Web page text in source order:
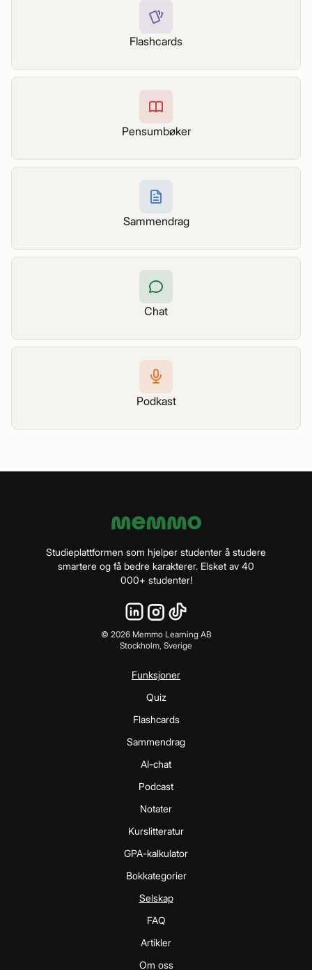
Flashcards
Pensumbøker
Sammendrag
Chat
Podkast
Studieplattformen som hjelper studenter å studere
smartere og få bedre karakterer. Elsket av 40
000+ studenter!
© 2026Memmo Learning AB
Stockholm, Sverige
Funksjoner
Quiz
Flashcards
Sammendrag
AI-chat
Podcast
Notater
Kurslitteratur
GPA-kalkulator
Bokkategorier
Selskap
FAQ
Artikler
Om oss